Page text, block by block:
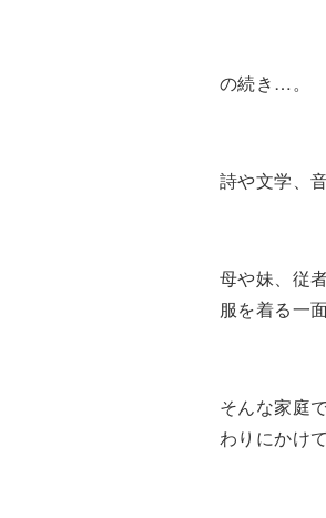
の続き…。
詩や文学、
母や妹、従
服を着る一
そんな家庭
わりにかけ